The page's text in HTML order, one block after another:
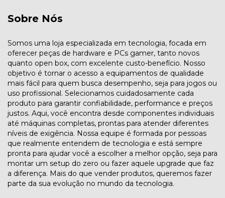
Sobre Nós
Somos uma loja especializada em tecnologia, focada em
oferecer peças de hardware e PCs gamer, tanto novos
quanto open box, com excelente custo-benefício. Nosso
objetivo é tornar o acesso a equipamentos de qualidade
mais fácil para quem busca desempenho, seja para jogos ou
uso profissional. Selecionamos cuidadosamente cada
produto para garantir confiabilidade, performance e preços
justos. Aqui, você encontra desde componentes individuais
até máquinas completas, prontas para atender diferentes
níveis de exigência. Nossa equipe é formada por pessoas
que realmente entendem de tecnologia e está sempre
pronta para ajudar você a escolher a melhor opção, seja para
montar um setup do zero ou fazer aquele upgrade que faz
a diferença. Mais do que vender produtos, queremos fazer
parte da sua evolução no mundo da tecnologia.